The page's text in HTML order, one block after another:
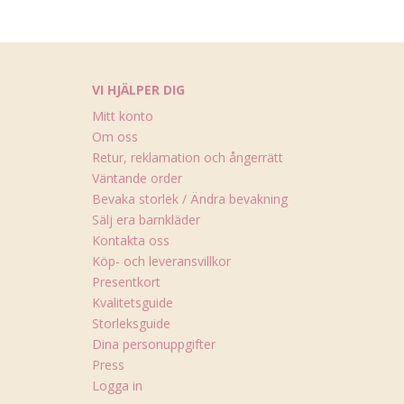
VI HJÄLPER DIG
Mitt konto
Om oss
Retur, reklamation och ångerrätt
Väntande order
Bevaka storlek / Ändra bevakning
Sälj era barnkläder
Kontakta oss
Köp- och leveransvillkor
Presentkort
Kvalitetsguide
Storleksguide
Dina personuppgifter
Press
Logga in